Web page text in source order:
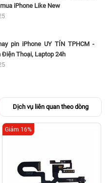
iPhone Like New
pin iPhone UY TÍN TPHCM -
Điện Thoại, Laptop 24h
Dịch vụ liên quan theo dòng
Giảm 16%